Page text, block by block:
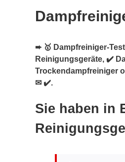
➨ 🥇 Dampfreiniger-
Reinigungsgeräte, ✔️
Trockendampfreiniger
✉ ✔️.
Sie haben in